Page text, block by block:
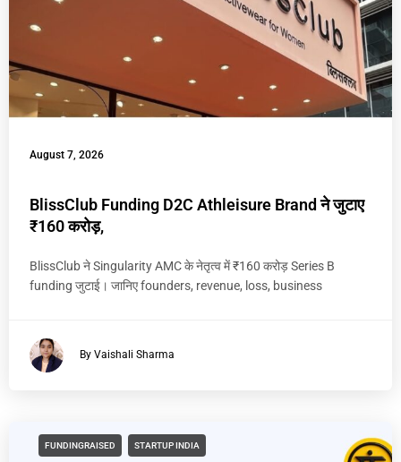
August 7, 2026
BlissClub Funding D2C Athleisure Brand ने जुटाए
₹160 करोड़,
BlissClub ने Singularity AMC के नेतृत्व में ₹160 करोड़ Series B
funding जुटाई। जानिए founders, revenue, loss, business
By Vaishali Sharma
FUNDINGRAISED STARTUP INDIA